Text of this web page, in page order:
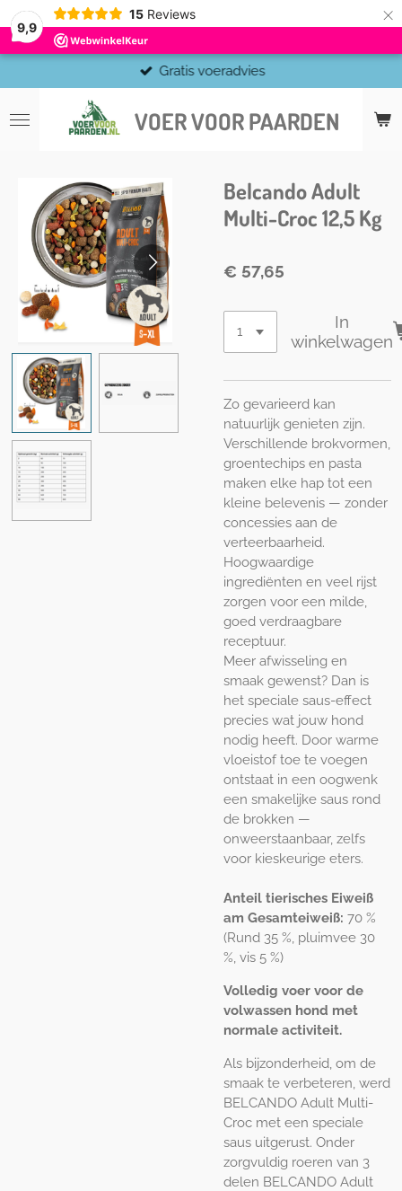
9,9
15 Reviews ×
VOER VOOR PAARDEN
Gratis voeradvies
Belcando Adult
Multi-Croc 12,5 Kg
€ 57,65
In
winkelwagen
Zo gevarieerd kan
natuurlijk genieten zijn.
Verschillende brokvormen,
groentechips en pasta
maken elke hap tot een
kleine belevenis — zonder
concessies aan de
verteerbaarheid.
Hoogwaardige
ingrediënten en veel rijst
zorgen voor een milde,
goed verdraagbare
receptuur.
Meer afwisseling en
smaak gewenst? Dan is
het speciale saus-effect
precies wat jouw hond
nodig heeft. Door warme
vloeistof toe te voegen
ontstaat in een oogwenk
een smakelijke saus rond
de brokken —
onweerstaanbaar, zelfs
voor kieskeurige eters.
Anteil tierisches Eiweiß
am Gesamteiweiß: 70 %
(Rund 35 %, pluimvee 30
%, vis 5 %)
Volledig voer voor de
volwassen hond met
normale activiteit.
Als bijzonderheid, om de
smaak te verbeteren, werd
BELCANDO Adult Multi-
Croc met een speciale
saus uitgerust. Onder
zorgvuldig roeren van 3
delen BELCANDO Adult